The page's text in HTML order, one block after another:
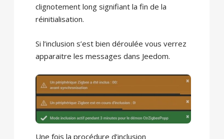
clignotement long signifiant la fin de la
réinitialisation.
Si l’inclusion s’est bien déroulée vous verrez
apparaitre les messages dans Jeedom.
Une fois la procédure d’inclusion